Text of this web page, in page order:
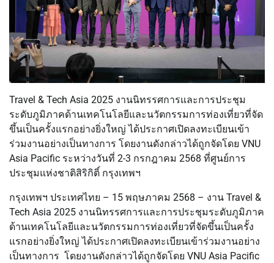
Travel & Tech Asia 2025 งานนิทรรศการและการประชุม
ระดับภูมิภาคด้านเทคโนโลยีและนวัตกรรมการท่องเที่ยวที่จัด
ขึ้นเป็นครั้งแรกอย่างยิ่งใหญ่ ได้ประกาศเปิดลงทะเบียนเข้า
ร่วมงานอย่างเป็นทางการ โดยงานดังกล่าวได้ถูกจัดโดย VNU
Asia Pacific ระหว่างวันที่ 2-3 กรกฎาคม 2568 ที่ศูนย์การ
ประชุมแห่งชาติสิริกิติ์ กรุงเทพฯ
กรุงเทพฯ ประเทศไทย – 15 พฤษภาคม 2568 – งาน Travel &
Tech Asia 2025 งานนิทรรศการและการประชุมระดับภูมิภาค
ด้านเทคโนโลยีและนวัตกรรมการท่องเที่ยวที่จัดขึ้นเป็นครั้ง
แรกอย่างยิ่งใหญ่ ได้ประกาศเปิดลงทะเบียนเข้าร่วมงานอย่าง
เป็นทางการ โดยงานดังกล่าวได้ถูกจัดโดย VNU Asia Pacific